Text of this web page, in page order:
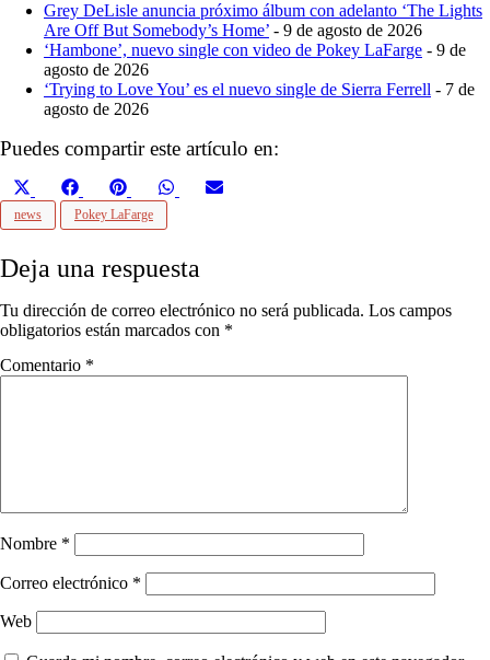
Grey DeLisle anuncia próximo álbum con adelanto ‘The Lights
Are Off But Somebody’s Home’ - 9 de agosto de 2026
‘Hambone’, nuevo single con video de Pokey LaFarge - 9 de
agosto de 2026
‘Trying to Love You’ es el nuevo single de Sierra Ferrell - 7 de
agosto de 2026
Puedes compartir este artículo en:
Compartir
en
(Twitter)
Compartir
en
FacebookCompartir
en
Pinterest Compartir
WhatsAppCompartir
news Pokey LaFarge
Deja una respuesta
Tu dirección de correo electrónico no será publicada. Los campos
obligatorios están marcados con *
Comentario *
Nombre *
Correo electrónico *
Web